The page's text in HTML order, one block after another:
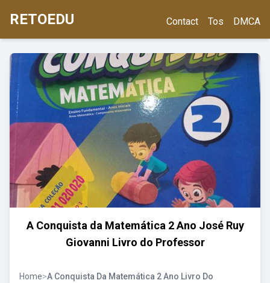
RETOEDU Contact Tos DMCA
A Conquista da Matemática 2 Ano José Ruy
Giovanni Livro do Professor
Home>A Conquista Da Matemática 2 Ano Livro Do